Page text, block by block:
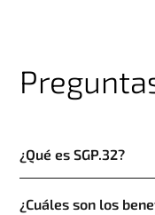
¿Qué es SGP.32?
¿Cuáles son los